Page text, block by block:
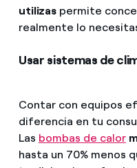
utilizas permite
realmente lo
Usar sistemas de
Contar con equipos
diferencia en tu
Las bombas de calor
hasta un 70% menos